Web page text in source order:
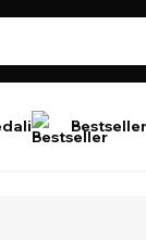
Bestseller